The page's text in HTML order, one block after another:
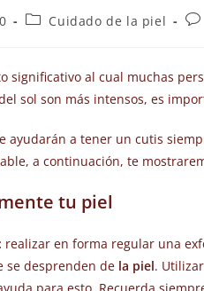
Cuidado de la piel
significativo al cual muchas
sol son más intensos, es
ayudarán a tener un cutis
a continuación, te
tu piel
realizar en forma regular una
se desprenden de la piel.
para esto. Recuerda